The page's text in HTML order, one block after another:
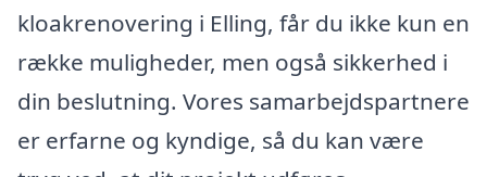
kloakrenovering i Elling, får du ikke kun en
række muligheder, men også sikkerhed i
din beslutning. Vores samarbejdspartnere
er erfarne og kyndige, så du kan være